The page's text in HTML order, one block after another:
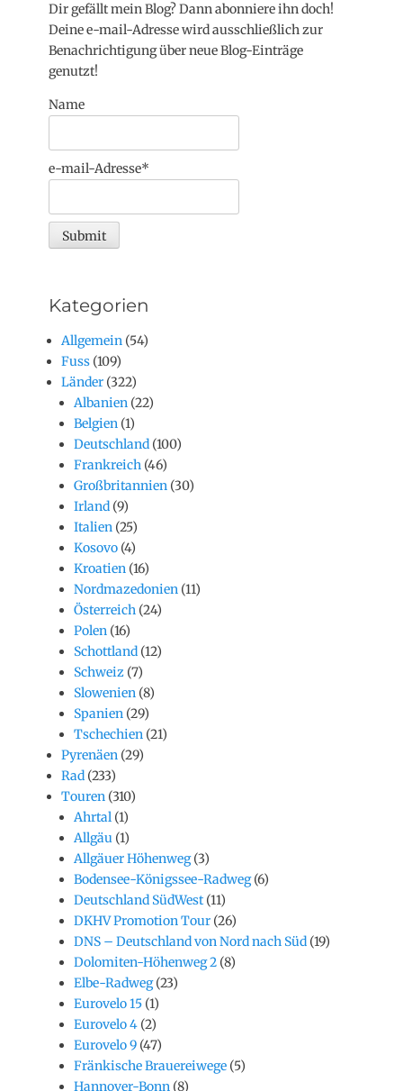
Dir gefällt mein Blog? Dann abonniere ihn doch!
Deine e-mail-Adresse wird ausschließlich zur
Benachrichtigung über neue Blog-Einträge
genutzt!
Name
e-mail-Adresse*
Kategorien
Allgemein (54)
Fuss (109)
Länder (322)
Albanien (22)
Belgien (1)
Deutschland (100)
Frankreich (46)
Großbritannien (30)
Irland (9)
Italien (25)
Kosovo (4)
Kroatien (16)
Nordmazedonien (11)
Österreich (24)
Polen (16)
Schottland (12)
Schweiz (7)
Slowenien (8)
Spanien (29)
Tschechien (21)
Pyrenäen (29)
Rad (233)
Touren (310)
Ahrtal (1)
Allgäu (1)
Allgäuer Höhenweg(3)
Bodensee-Königssee-Radweg(6)
Deutschland SüdWest(11)
DKHV Promotion Tour (26)
DNS – Deutschland von Nord nach Süd (19)
Dolomiten-Höhenweg 2 (8)
Elbe-Radweg(23)
Eurovelo 15 (1)
Eurovelo 4 (2)
Eurovelo 9 (47)
Fränkische Brauereiwege (5)
Hannover-Bonn (8)